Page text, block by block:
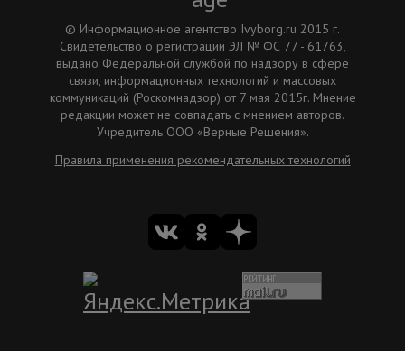
© Информационное агентство Ivyborg.ru 2015 г.
Свидетельство о регистрации ЭЛ № ФС 77 - 61763,
выдано Федеральной службой по надзору в сфере
связи, информационных технологий и массовых
коммуникаций (Роскомнадзор) от 7 мая 2015г. Мнение
редакции может не совпадать с мнением авторов.
Учредитель ООО «Верные Решения».
Правила применения рекомендательных технологий